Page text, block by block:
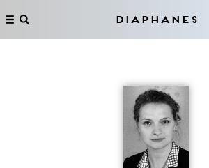
Diaphanes